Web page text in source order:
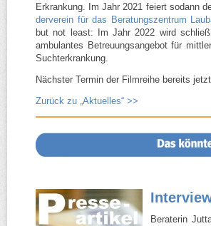
Erkran­kung. Im Jahr 2021 feiert sodann
derverein für das Beratungs­zentrum
but not least: Im Jahr 2022 wird
ambulantes Betreuungs­angebot für
Suchterkrankung.
Nächster Termin der Filmreihe bereits
Zurück zu „Aktuelles“ >>
Beraterin